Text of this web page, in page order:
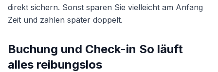
direkt sichern. Sonst sparen Sie vielleicht am Anfang
Zeit und zahlen später doppelt.
Buchung und Check-in So läuft
alles reibungslos